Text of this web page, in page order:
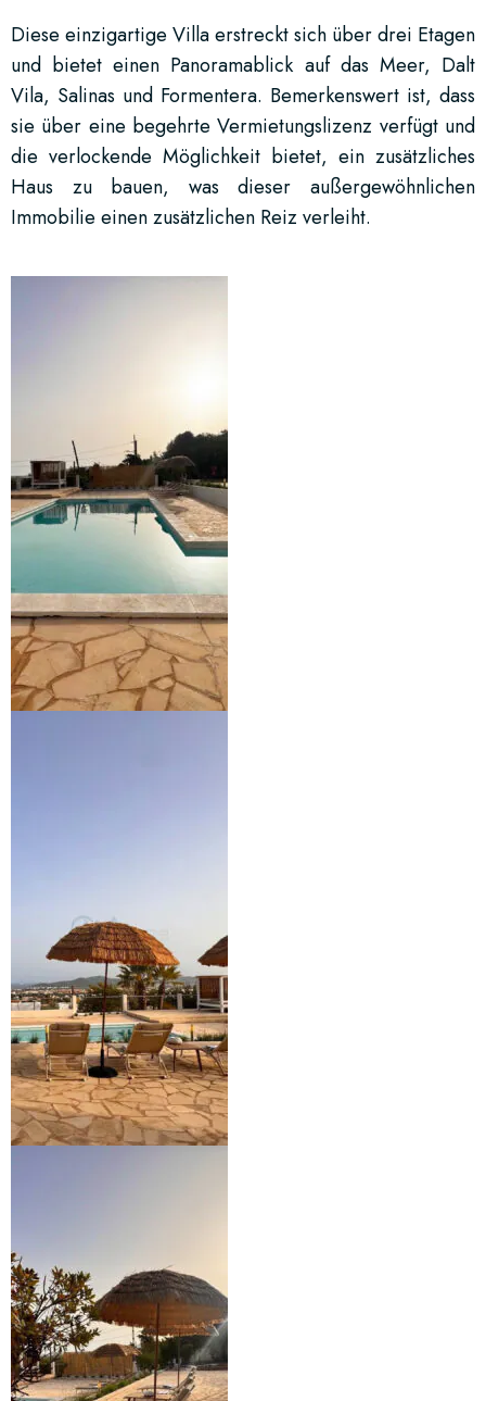
Diese einzigartige Villa erstreckt sich über drei Etagen
und bietet einen Panoramablick auf das Meer, Dalt
Vila, Salinas und Formentera. Bemerkenswert ist, dass
sie über eine begehrte Vermietungslizenz verfügt und
die verlockende Möglichkeit bietet, ein zusätzliches
Haus zu bauen, was dieser außergewöhnlichen
Immobilie einen zusätzlichen Reiz verleiht.